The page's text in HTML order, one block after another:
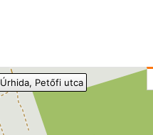
Úrhida, Petőfi utca